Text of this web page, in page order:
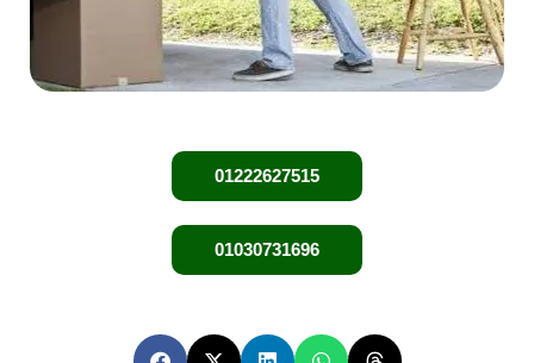
01222627515
01030731696